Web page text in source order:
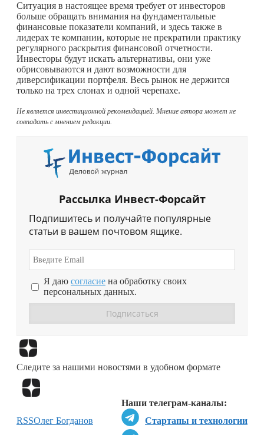
Ситуация в настоящее время требует от инвесторов
больше обращать внимания на фундаментальные
финансовые показатели компаний, и здесь также в
лидерах те компании, которые не прекратили практику
регулярного раскрытия финансовой отчетности.
Инвесторы будут искать альтернативы, они уже
обрисовываются и дают возможности для
диверсификации портфеля. Весь рынок не держится
только на трех слонах и одной черепахе.
Не является инвестиционной рекомендацией. Мнение автора может не
совпадать с мнением редакции.
Рассылка Инвест-Форсайт
Подпишитесь и получайте популярные
статьи в вашем почтовом ящике.
Я даю согласие на обработку своих
персональных данных.
Следите за нашими новостями в удобном формате
Наши телеграм-каналы:
Стартапы и технологии
RSSОлег Богданов